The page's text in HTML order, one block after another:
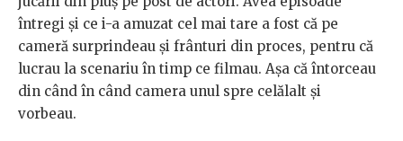
întregi și ce i-a amuzat cel mai tare a fost că pe
cameră surprindeau și frânturi din proces, pentru că
lucrau la scenariu în timp ce filmau. Așa că întorceau
din când în când camera unul spre celălalt și
vorbeau.